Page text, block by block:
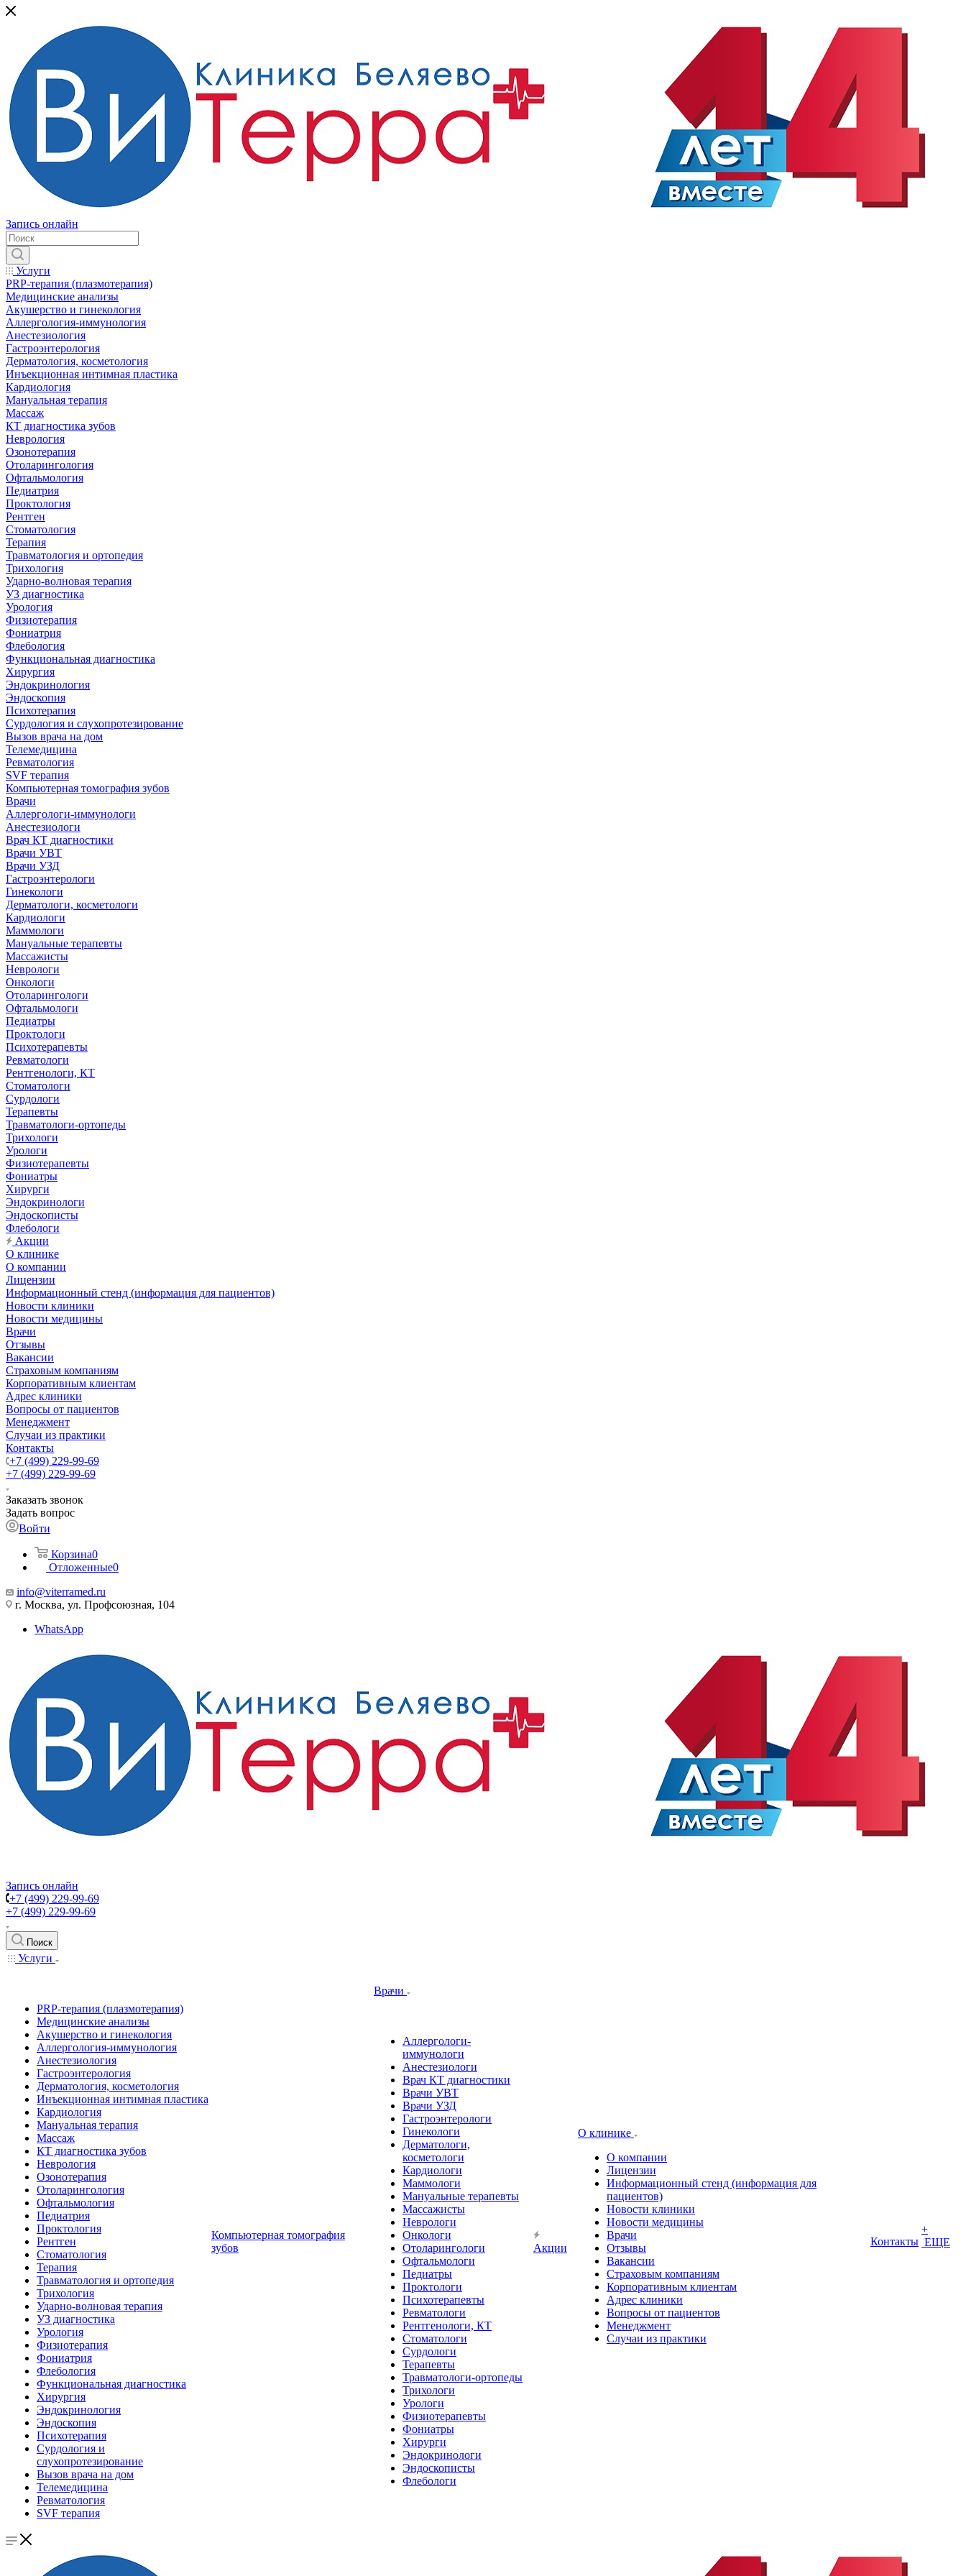
Запись онлайн
Услуги
PRP-терапия (плазмотерапия)
Медицинские анализы
Акушерство и гинекология
Аллергология-иммунология
Анестезиология
Гастроэнтерология
Дерматология, косметология
Инъекционная интимная пластика
Кардиология
Мануальная терапия
Массаж
КТ диагностика зубов
Неврология
Озонотерапия
Отоларингология
Офтальмология
Педиатрия
Проктология
Рентген
Стоматология
Терапия
Травматология и ортопедия
Трихология
Ударно-волновая терапия
УЗ диагностика
Урология
Физиотерапия
Фониатрия
Флебология
Функциональная диагностика
Хирургия
Эндокринология
Эндоскопия
Психотерапия
Сурдология и слухопротезирование
Вызов врача на дом
Телемедицина
Ревматология
SVF терапия
Компьютерная томография зубов
Врачи
Аллергологи-иммунологи
Анестезиологи
Врач КТ диагностики
Врачи УВТ
Врачи УЗД
Гастроэнтерологи
Гинекологи
Дерматологи, косметологи
Кардиологи
Маммологи
Мануальные терапевты
Массажисты
Неврологи
Онкологи
Отоларингологи
Офтальмологи
Педиатры
Проктологи
Психотерапевты
Ревматологи
Рентгенологи, КТ
Стоматологи
Сурдологи
Терапевты
Травматологи-ортопеды
Трихологи
Урологи
Физиотерапевты
Фониатры
Хирурги
Эндокринологи
Эндоскописты
Флебологи
Акции
О клинике
О компании
Лицензии
Информационный стенд (информация для пациентов)
Новости клиники
Новости медицины
Врачи
Отзывы
Вакансии
Страховым компаниям
Корпоративным клиентам
Адрес клиники
Вопросы от пациентов
Менеджмент
Случаи из практики
Контакты
+7 (499) 229-99-69
+7 (499) 229-99-69
Заказать звонок
Задать вопрос
Войти
Корзина0
Отложенные0
info@viterramed.ru
г. Москва, ул. Профсоюзная, 104
WhatsApp
Запись онлайн
+7 (499) 229-99-69
+7 (499) 229-99-69
Поиск
Услуги
PRP-терапия (плазмотерапия)
Медицинские анализы
Акушерство и гинекология
Аллергология-иммунология
Анестезиология
Гастроэнтерология
Дерматология, косметология
Инъекционная интимная пластика
Кардиология
Мануальная терапия
Массаж
КТ диагностика зубов
Неврология
Озонотерапия
Отоларингология
Офтальмология
Педиатрия
Проктология
Рентген
Стоматология
Терапия
Травматология и ортопедия
Трихология
Ударно-волновая терапия
УЗ диагностика
Урология
Физиотерапия
Фониатрия
Флебология
Функциональная диагностика
Хирургия
Эндокринология
Эндоскопия
Психотерапия
Сурдология и
слухопротезирование
Вызов врача на дом
Телемедицина
Ревматология
SVF терапия
Компьютерная томография
зубов
Врачи
Аллергологи-
иммунологи
Анестезиологи
Врач КТ диагностики
Врачи УВТ
Врачи УЗД
Гастроэнтерологи
Гинекологи
Дерматологи,
косметологи
Кардиологи
Маммологи
Мануальные терапевты
Массажисты
Неврологи
Онкологи
Отоларингологи
Офтальмологи
Педиатры
Проктологи
Психотерапевты
Ревматологи
Рентгенологи, КТ
Стоматологи
Сурдологи
Терапевты
Травматологи-ортопеды
Трихологи
Урологи
Физиотерапевты
Фониатры
Хирурги
Эндокринологи
Эндоскописты
Флебологи
Акции
О клинике
О компании
Лицензии
Информационный стенд (информация для
пациентов)
Новости клиники
Новости медицины
Врачи
Отзывы
Вакансии
Страховым компаниям
Корпоративным клиентам
Адрес клиники
Вопросы от пациентов
Менеджмент
Случаи из практики
Контакты
+
ЕЩЕ